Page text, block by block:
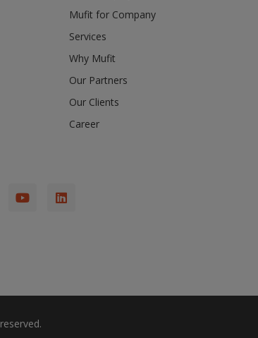
Mufit for Company
Services
Why Mufit
Our Partners
Our Clients
Career